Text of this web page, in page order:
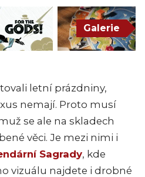
Galerie
letní prázdniny,
nemají. Proto musí
se ale na skladech
věci. Je mezi nimi i
Sagrady, kde
vizuálu najdete i drobné